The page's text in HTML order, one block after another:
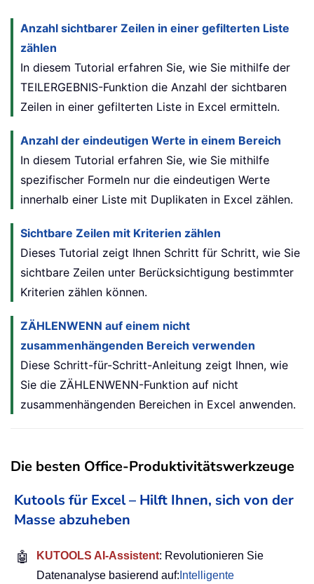
Anzahl sichtbarer Zeilen in einer gefilterten Liste
zählen
In diesem Tutorial erfahren Sie, wie Sie mithilfe der
TEILERGEBNIS-Funktion die Anzahl der sichtbaren
Zeilen in einer gefilterten Liste in Excel ermitteln.
Anzahl der eindeutigen Werte in einem Bereich
In diesem Tutorial erfahren Sie, wie Sie mithilfe
spezifischer Formeln nur die eindeutigen Werte
innerhalb einer Liste mit Duplikaten in Excel zählen.
Sichtbare Zeilen mit Kriterien zählen
Dieses Tutorial zeigt Ihnen Schritt für Schritt, wie Sie
sichtbare Zeilen unter Berücksichtigung bestimmter
Kriterien zählen können.
ZÄHLENWENN auf einem nicht
zusammenhängenden Bereich verwenden
Diese Schritt-für-Schritt-Anleitung zeigt Ihnen, wie
Sie die ZÄHLENWENN-Funktion auf nicht
zusammenhängenden Bereichen in Excel anwenden.
Die besten Office-Produktivitätswerkzeuge
Kutools für Excel – Hilft Ihnen, sich von der
Masse abzuheben
🤖 KUTOOLS AI-Assistent: Revolutionieren Sie
Datenanalyse basierend auf: Intelligente